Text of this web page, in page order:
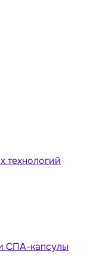
технологий
СПА-капсулы